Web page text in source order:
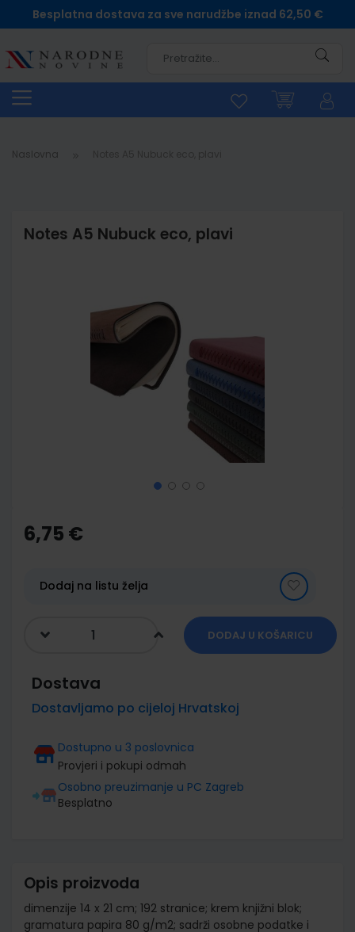
Besplatna dostava za sve narudžbe iznad 62,50 €
Naslovna
Notes A5 Nubuck eco, plavi
the
beginning
gallery
6,75 €
Dodaj na listu želja
DODAJ U KOŠARICU
Dostava
Dostavljamo po cijeloj Hrvatskoj
Dostupno u 3 poslovnica
Provjeri i pokupi odmah
Osobno preuzimanje u PC Zagreb
Besplatno
Opis proizvoda
dimenzije 14 x 21 cm; 192 stranice; krem knjižni blok;
gramatura papira 80 g/m2; sadrži osobne podatke i